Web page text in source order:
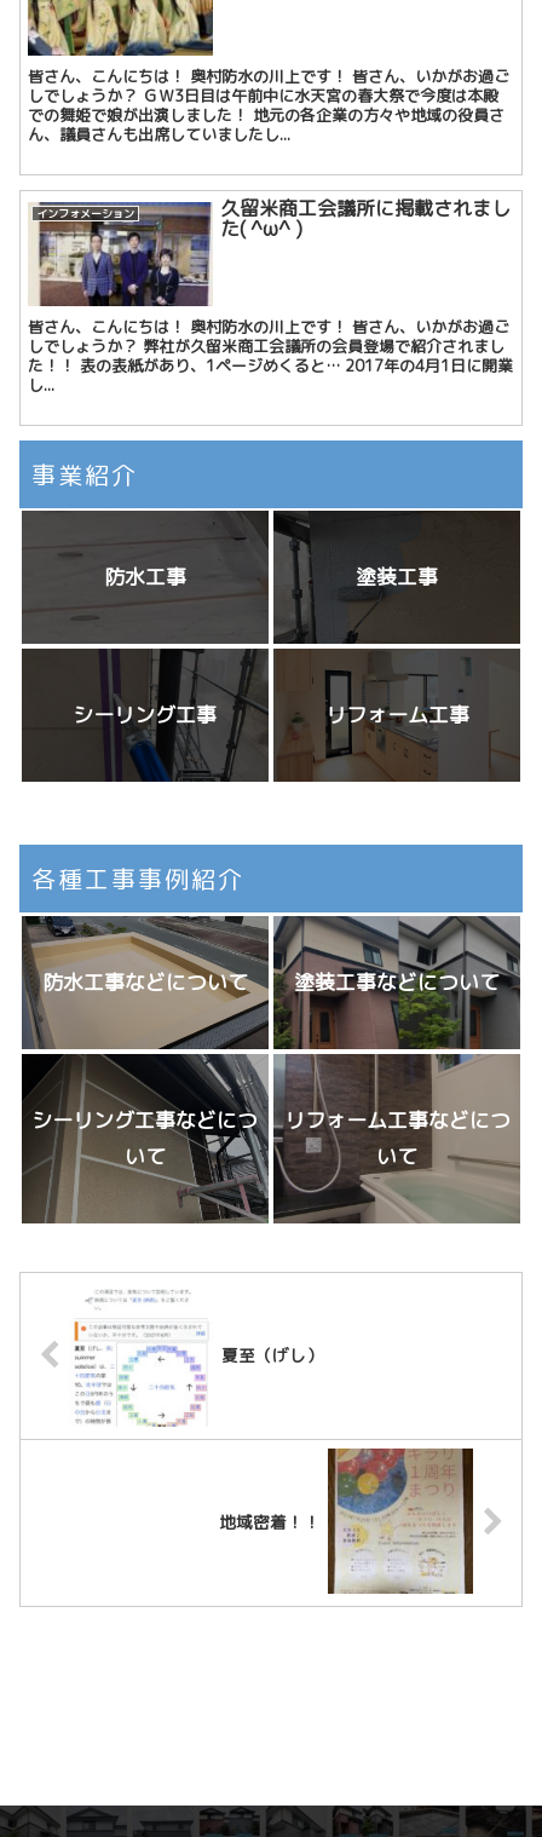
皆さん、こんにちは！ 奥村防水の川上です！ 皆さん、いかがお過ご
しでしょうか？ ＧＷ3日目は午前中に水天宮の春大祭で今度は本殿
での舞姫で娘が出演しました！ 地元の各企業の方々や地域の役員さ
ん、議員さんも出席していましたし...
インフォメーション 久留米商工会議所に掲載されまし
た( ^ω^ )
皆さん、こんにちは！ 奥村防水の川上です！ 皆さん、いかがお過ご
しでしょうか？ 弊社が久留米商工会議所の会員登場で紹介されまし
た！！ 表の表紙があり、1ページめくると… 2017年の4月1日に開業
し...
事業紹介
防水工事 塗装工事
シーリング工事 リフォーム工事
各種工事事例紹介
防水工事などについて 塗装工事などについて
シーリング工事などにつ
いて
リフォーム工事などにつ
いて
夏至（げし）
地域密着！！